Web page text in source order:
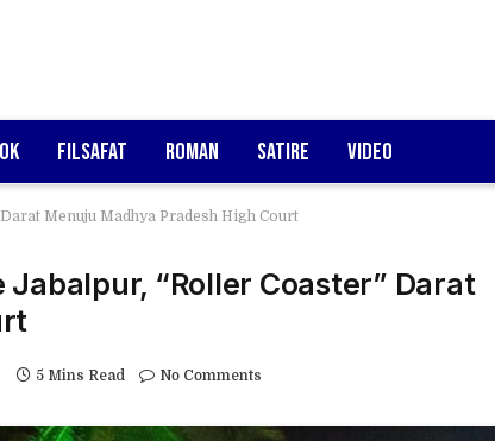
Filsafat Roman Satire Video
Menuju Madhya Pradesh High Court
“Roller Coaster” Darat
5 Mins Read No Comments